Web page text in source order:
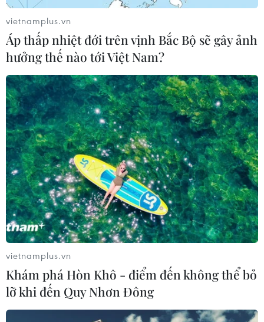
vietnamplus.vn
Áp thấp nhiệt đới trên vịnh Bắc Bộ sẽ gây ảnh
hưởng thế nào tới Việt Nam?
vietnamplus.vn
Khám phá Hòn Khô - điểm đến không thể bỏ
lỡ khi đến Quy Nhơn Đông